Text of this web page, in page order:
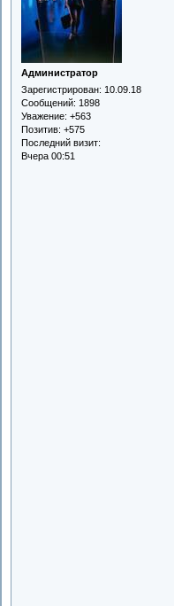
Администратор
Зарегистрирован: 10.09.18
Сообщений: 1898
Уважение: +563
Позитив: +575
Последний визит:
Вчера 00:51